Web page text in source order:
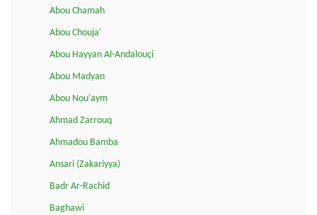
Abou Chamah
Abou Chouja'
Abou Hayyan Al-Andalouçi
Abou Madyan
Abou Nou'aym
Ahmad Zarrouq
Ahmadou Bamba
Ansari (Zakariyya)
Badr Ar-Rachid
Baghawi